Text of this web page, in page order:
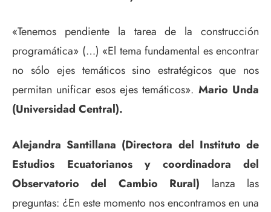
«Tenemos pendiente la tarea de la construcción
programática» (…) «El tema fundamental es encontrar
no sólo ejes temáticos sino estratégicos que nos
permitan unificar esos ejes temáticos». Mario Unda
(Universidad Central).
Alejandra Santillana (Directora del Instituto de
Estudios Ecuatorianos y coordinadora del
Observatorio del Cambio Rural) lanza las
preguntas: ¿En este momento nos encontramos en una